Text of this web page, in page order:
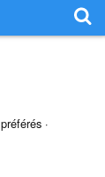
·